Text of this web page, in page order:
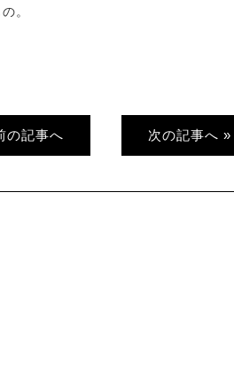
。
の記事へ 次の記事へ »